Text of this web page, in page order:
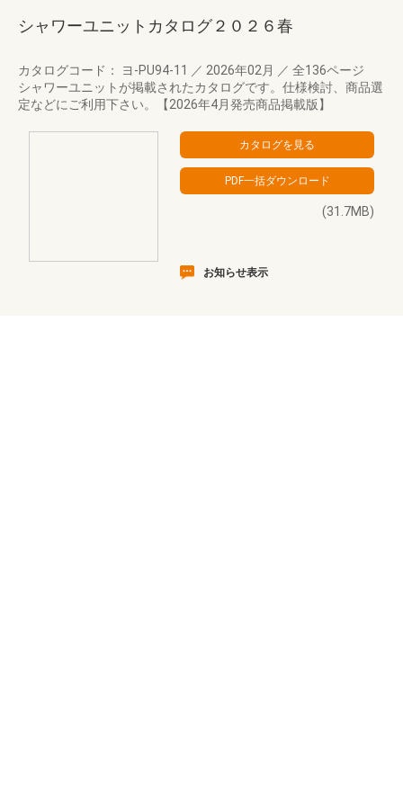
シャワーユニットカタログ２０２６春
カタログコード： ヨ-PU94-11 ／ 2026年02月 ／ 全136ページ
シャワーユニットが掲載されたカタログです。仕様検討、商品選
定などにご利用下さい。【2026年4月発売商品掲載版】
(31.7MB)
お知らせ表示